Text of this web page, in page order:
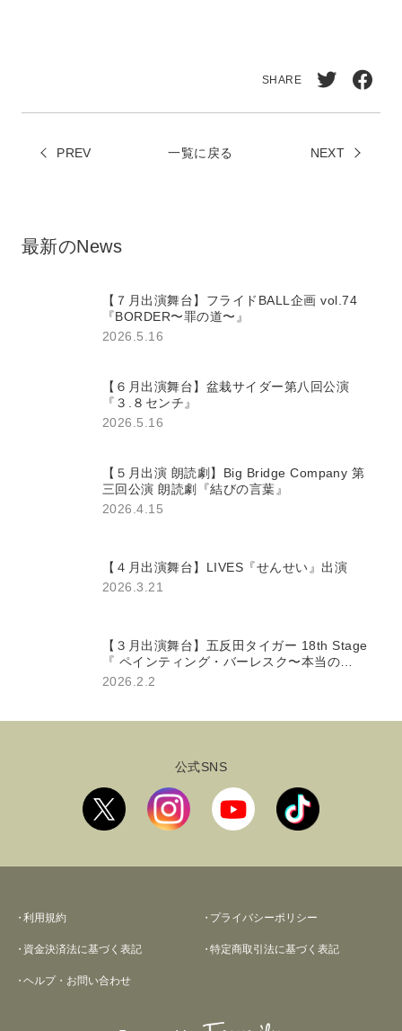
SHARE
シェ
でシ
PREV 一覧に戻る NEXT
最新のNews
【７月出演舞台】フライドBALL企画 vol.74
『BORDER〜罪の道〜』
2026.5.16
【６月出演舞台】盆栽サイダー第八回公演
『３.８センチ』
2026.5.16
【５月出演 朗読劇】Big Bridge Company 第
三回公演 朗読劇『結びの言葉』
2026.4.15
【４月出演舞台】LIVES『せんせい』出演
2026.3.21
【３月出演舞台】五反⽥タイガー 18th Stage
『 ペインティング・バーレスク〜本当の
私〜』
2026.2.2
公式SNS
利用規約 プライバシーポリシー
資金決済法に基づく表記 特定商取引法に基づく表記
ヘルプ・お問い合わせ